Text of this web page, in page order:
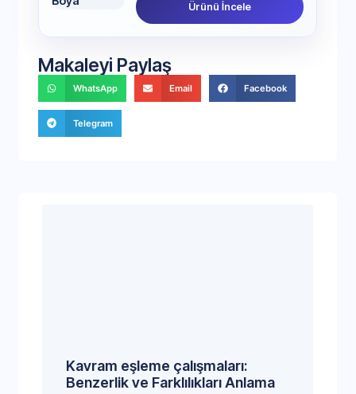
Ürünü İncele
Makaleyi Paylaş
WhatsApp Email Facebook
Telegram
Kavram eşleme çalışmaları:
Benzerlik ve Farklılıkları Anlama